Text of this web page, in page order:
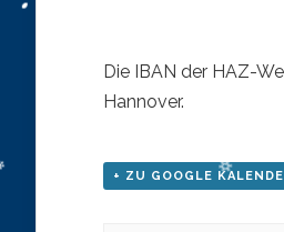
Die IBAN der HAZ-
Hannover.
+ ZU GOOGLE